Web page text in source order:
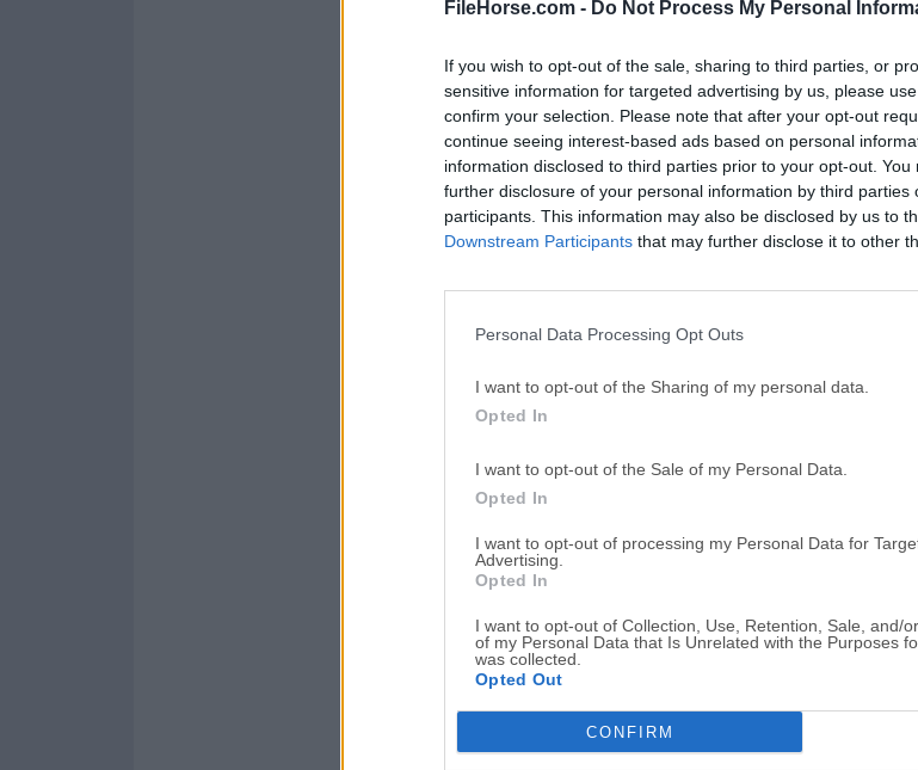
FileHorse.com - Do Not Process My Personal
If you wish to opt-out of the sale, sharing to third parties, or
sensitive information for targeted advertising by us, please
confirm your selection. Please note that after your opt-out
continue seeing interest-based ads based on personal
information disclosed to third parties prior to your opt-out.
further disclosure of your personal information by third parties
participants. This information may also be disclosed by us to
Downstream Participants that may further disclose it to other
Personal Data Processing Opt Outs
I want to opt-out of the Sharing of my personal data.
Opted In
I want to opt-out of the Sale of my Personal Data.
Opted In
I want to opt-out of processing my Personal Data for
Advertising.
Opted In
I want to opt-out of Collection, Use, Retention, Sale, and/
of my Personal Data that Is Unrelated with the Purposes
was collected.
Opted Out
CONFIRM
¿Por qué se publica esta aplicación en
Imágenes
Top Descargas
Opera
Photoshop
GTA 6
PC Repair
PC Repair Tool 2026
TradingView
TradingView - Trusted by 100 Million Traders